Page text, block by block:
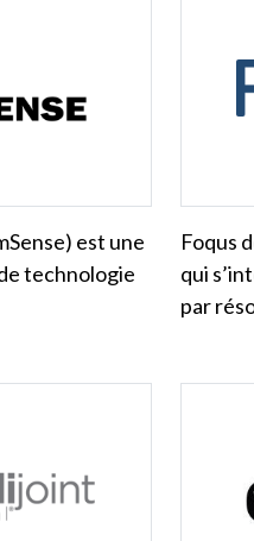
est une
technologie
Foqus
qui
par